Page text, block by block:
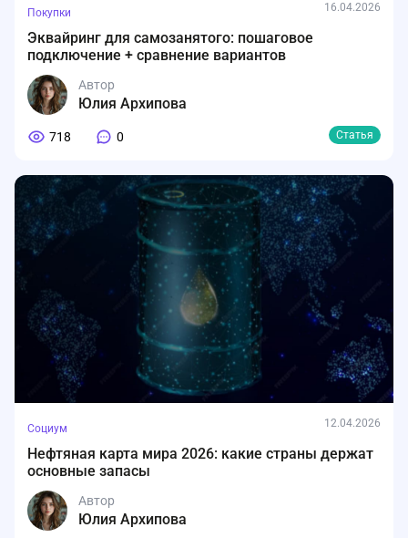
Покупки 16.04.2026
Эквайринг для самозанятого: пошаговое
подключение + сравнение вариантов
Автор
Юлия Архипова
718 0 Статья
Социум 12.04.2026
Нефтяная карта мира 2026: какие страны держат
основные запасы
Автор
Юлия Архипова